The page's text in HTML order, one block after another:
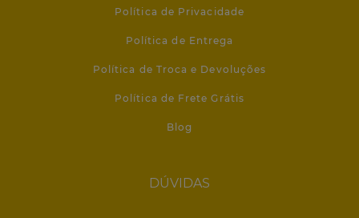
Política de Privacidade
Política de Entrega
Política de Troca e Devoluções
Política de Frete Grátis
Blog
DÚVIDAS